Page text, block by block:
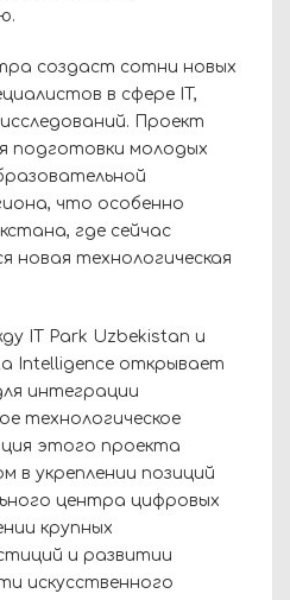
создаст сотни новых
в сфере IT,
Проект
подготовки молодых
что особенно
где сейчас
новая технологическая
IT Park Uzbekistan и
Intelligence открывает
интеграции
технологическое
этого проекта
укреплении позиций
центра цифровых
крупных
и развитии
искусственного